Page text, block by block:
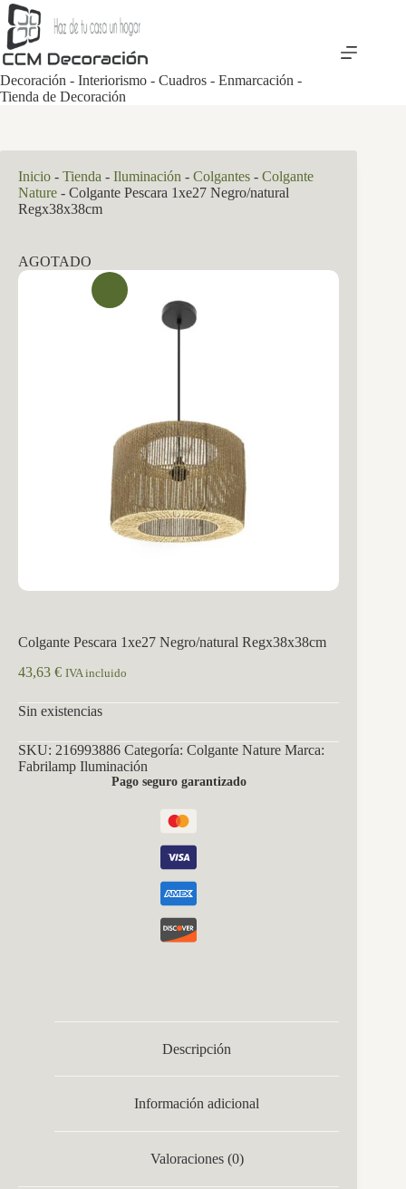
Saltar
al
contenido
Decoración - Interiorismo - Cuadros - Enmarcación -
Tienda de Decoración
Inicio - Tienda - Iluminación - Colgantes - Colgante
Nature - Colgante Pescara 1xe27 Negro/natural
Regx38x38cm
AGOTADO
Colgante Pescara 1xe27 Negro/natural Regx38x38cm
43,63 € IVA incluido
Sin existencias
SKU: 216993886 Categoría: Colgante Nature Marca:
Fabrilamp Iluminación
Pago seguro garantizado
Descripción
Información adicional
Valoraciones (0)